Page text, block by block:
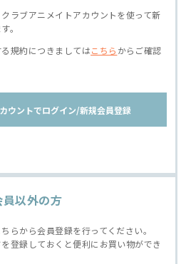
ラブアニメイトアカウントを使って新
。
規約につきましてはこちら からご確認
ウントでログイン/新規会員登録
以外の方
らから会員登録を行ってください。
登録しておくと便利にお買い物ができ